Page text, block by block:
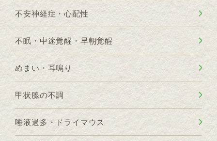
不安神経症・心配性
不眠・中途覚醒・早朝覚醒
めまい・耳鳴り
甲状腺の不調
唾液過多・ドライマウス